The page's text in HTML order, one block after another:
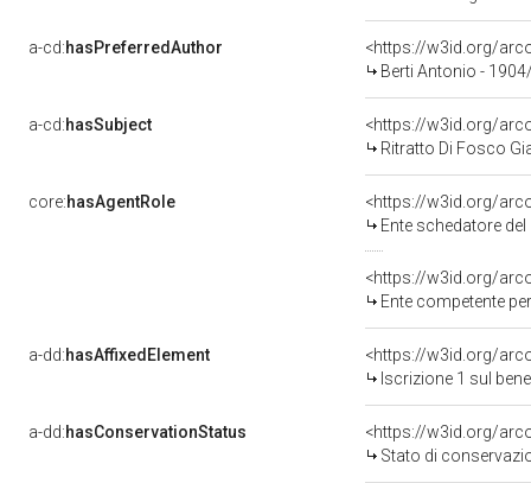
a-cd:hasPreferredAuthor
<https://w3id.org/
Berti Antonio -
a-cd:hasSubject
<https://w3id.org/
Ritratto Di Fosco
core:hasAgentRole
<https://w3id.org/
Ente schedatore del
<https://w3id.org/
Ente competente per tutela del
a-dd:hasAffixedElement
<https://w3id.org/
Iscrizione 1 sul
a-dd:hasConservationStatus
<https://w3id.org/
Stato di